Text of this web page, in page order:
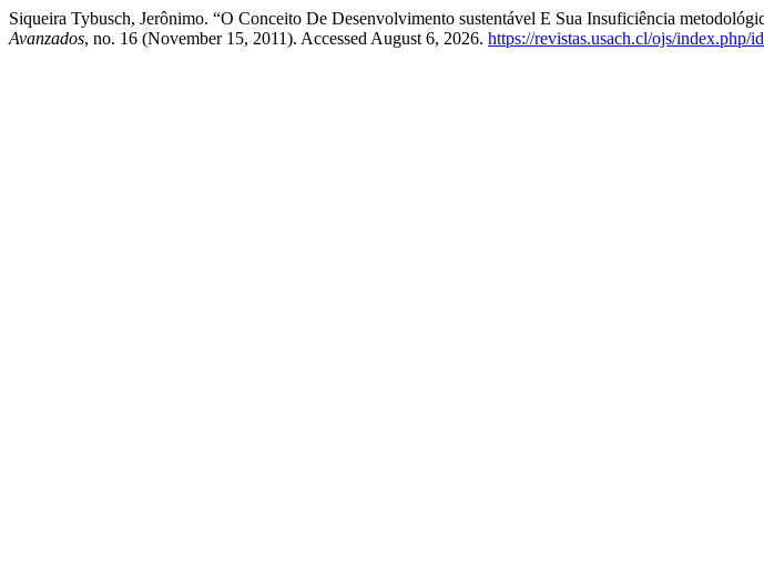
Siqueira Tybusch, Jerônimo. “O Conceito De Desenvolvimento sustentável E Sua Insuficiência
Avanzados, no. 16 (November 15, 2011). Accessed August 6, 2026. https://revistas.usach.cl/ojs/index.php/